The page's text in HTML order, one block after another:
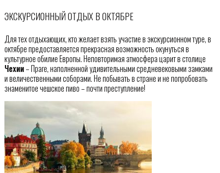
ЭКСКУРСИОННЫЙ ОТДЫХ В ОКТЯБРЕ
Для тех отдыхающих, кто желает взять участие в экскурсионном туре, в
октябре предоставляется прекрасная возможность окунуться в
культурное обилие Европы. Неповторимая атмосфера царит в столице
Чехии– Праге, наполненной удивительными средневековыми замками
и величественными соборами. Не побывать в стране и не попробовать
знаменитое чешское пиво – почти преступление!